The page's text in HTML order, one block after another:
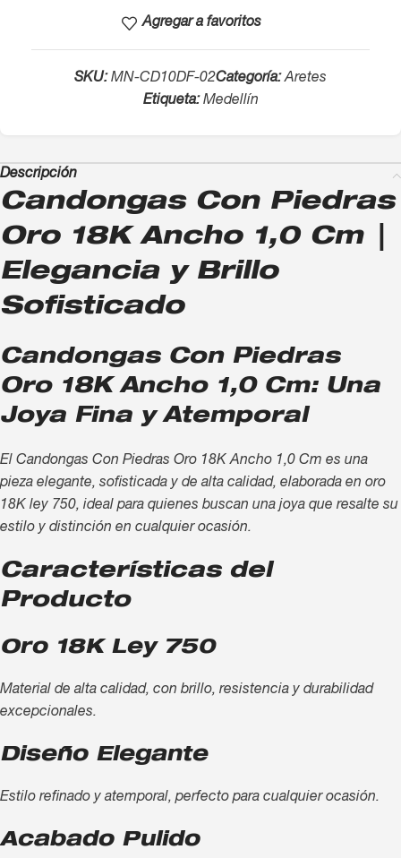
Agregar a favoritos
SKU:MN-CD10DF-02Categoría: Aretes
Etiqueta: Medellín
Descripción
Candongas Con Piedras
Oro 18K Ancho 1,0 Cm |
Elegancia y Brillo
Sofisticado
Candongas Con Piedras
Oro 18K Ancho 1,0 Cm: Una
Joya Fina y Atemporal
El Candongas Con Piedras Oro 18K Ancho 1,0 Cm es una
pieza elegante, sofisticada y de alta calidad, elaborada en oro
18K ley 750, ideal para quienes buscan una joya que resalte su
estilo y distinción en cualquier ocasión.
Características del
Producto
Oro 18K Ley 750
Material de alta calidad, con brillo, resistencia y durabilidad
excepcionales.
Diseño Elegante
Estilo refinado y atemporal, perfecto para cualquier ocasión.
Acabado Pulido